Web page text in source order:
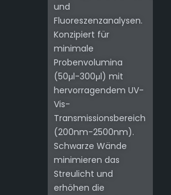
und
Fluoreszenzanalysen.
Konzipiert für
minimale
Probenvolumina
(50μl-300μl) mit
hervorragendem UV-
Vis-
Transmissionsbereich
(200nm-2500nm).
Schwarze Wände
minimieren das
Streulicht und
erhöhen die